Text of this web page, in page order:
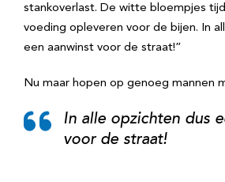
stankoverlast. De witte bloempjes
voeding opleveren voor de bijen. In
een aanwinst voor de straat!”
Nu maar hopen op genoeg mannen
In alle opzichten dus
voor de straat!